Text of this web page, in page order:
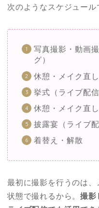
次のようなスケジュール
写真撮影・動画
グ）
休憩・メイク直し
挙式（ライブ配信
休憩・メイク直し
披露宴（ライブ配
着替え・解散
最初に撮影を行うのは
状態で撮れるから。撮影